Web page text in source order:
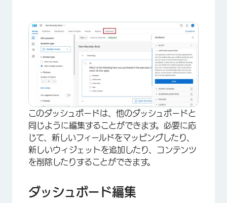
このダッシュボードは、他のダッシュボードと
同じように編集することができます。必要に応
じて、新しいフィールドをマッピングしたり、
新しいウィジェットを追加したり、コンテンツ
を削除したりすることができます。
ダッシュボード編集